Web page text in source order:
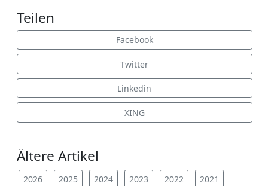
Teilen
Facebook
Twitter
Linkedin
XING
Ältere Artikel
2026 2025 2024 2023 2022 2021